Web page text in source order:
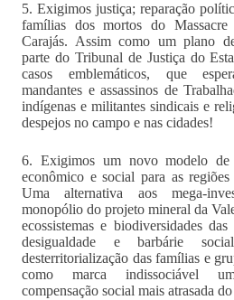
5. Exigimos justiça; reparação
famílias dos mortos do
Carajás. Assim como um plano
parte do Tribunal de Justiça do
casos emblemáticos, que
mandantes e assassinos de
indígenas e militantes sindicais e
despejos no campo e nas cidades!
6. Exigimos um novo modelo de
econômico e social para as
Uma alternativa aos mega-
monopólio do projeto mineral da
ecossistemas e biodiversidades
desigualdade e barbárie
desterritorialização das famílias e
como marca indissociável
compensação social mais atrasada